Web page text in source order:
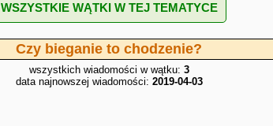
WSZYSTKIE WĄTKI W TEJ TEMATYCE
Czy bieganie to chodzenie?
wszystkich wiadomości w wątku: 3
data najnowszej wiadomości: 2019-04-03